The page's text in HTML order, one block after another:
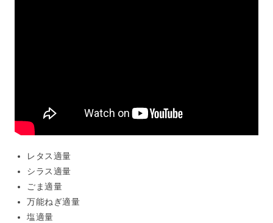
レタス適量
シラス適量
ごま適量
万能ねぎ適量
塩適量